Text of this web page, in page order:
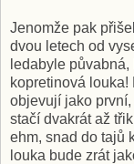
Jenomže pak
dvou letech od
ledabyle
kopretinová
objevují jako
stačí dvakrát až
ehm, snad do tajů
louka bude zrát